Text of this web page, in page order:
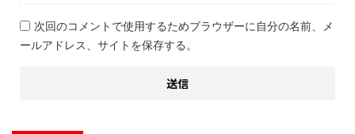
次回のコメントで使用するためブラウザーに自分の名前、メ
ールアドレス、サイトを保存する。